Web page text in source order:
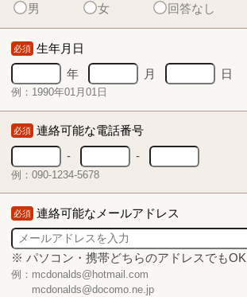
男
女 回答なし
必須 生年月日
年
月 日
例：1990年01月01日
必須 連絡可能な電話番号
-
-
例：090-1234-5678
必須 連絡可能なメールアドレス
※ パソコン・携帯どちらのアドレスでもOK
例：mcdonalds@hotmail.com
mcdonalds@docomo.ne.jp